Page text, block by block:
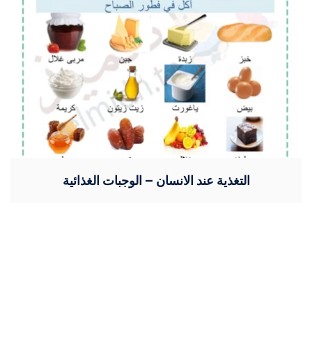
التغذية عند الانسان – الوجبات الغذائية